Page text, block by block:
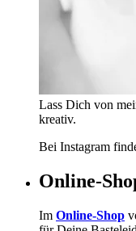
Lass Dich von
kreativ.
Bei Instagram
Online-
Im Online-Shop